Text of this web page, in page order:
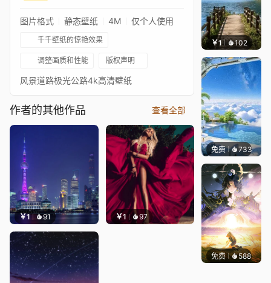
图片格式 静态壁纸 4M 仅个人使用
千千壁纸的惊艳效果
调整画质和性能 版权声明
风景道路极光公路4k高清壁纸
作者的其他作品 查看全部
￥1 91 ￥1 97
￥1 102 叮叮
免费 733豆子
免费 588小鬼